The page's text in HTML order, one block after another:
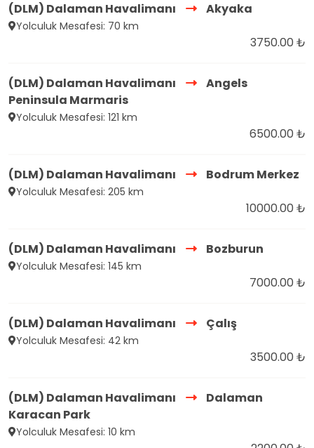
(DLM) Dalaman Havalimanı Akyaka
Yolculuk Mesafesi: 70 km
3750.00 ₺
(DLM) Dalaman Havalimanı
Angels
Peninsula Marmaris
Yolculuk Mesafesi: 121 km
6500.00 ₺
(DLM) Dalaman Havalimanı Bodrum Merkez
Yolculuk Mesafesi: 205 km
10000.00 ₺
(DLM) Dalaman Havalimanı Bozburun
Yolculuk Mesafesi: 145 km
7000.00 ₺
(DLM) Dalaman Havalimanı Çalış
Yolculuk Mesafesi: 42 km
3500.00 ₺
(DLM) Dalaman Havalimanı
Dalaman
Karacan Park
Yolculuk Mesafesi: 10 km